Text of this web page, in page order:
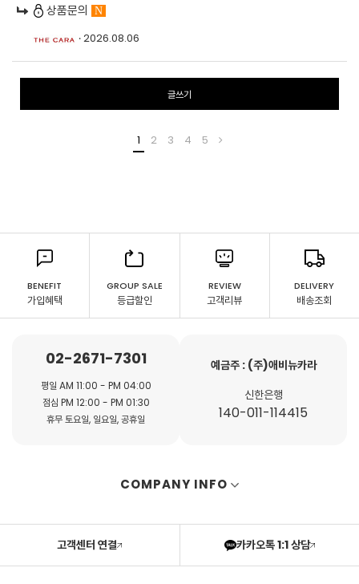
상품문의 N
· 2026.08.06
글쓰기
1 2 3 4 5
BENEFIT
가입혜택
GROUP SALE
등급할인
REVIEW
고객리뷰
DELIVERY
배송조회
02-2671-7301
평일 AM 11:00 - PM 04:00
점심 PM 12:00 - PM 01:30
휴무 토요일, 일요일, 공휴일
예금주 : (주)애비뉴카라
신한은행
140-011-114415
COMPANY INFO
고객센터 연결 카카오톡 1:1 상담